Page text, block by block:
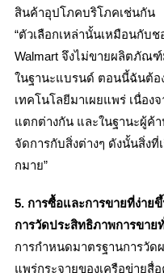
สินค้าอุปโภคบริโภคเช่นกัน
“ตัวเลือกเหล่านั้นเหมือนกับ
Walmart จึงไม่ขายผลิตภัณ
ในฐานะแบรนด์ ตอนนี้ฉันต้อ
เทคโนโลยีมาเผยแพร่ เนื่อ
แตกต่างกัน และในฐานะผู้ค้
จัดการกับสิ่งต่างๆ ดังนั้นสิ่ง
กมาย”
5. การซื้อและการขายที่ง่าย
การวัดประสิทธิภาพการขาย
การกำหนดมาตรฐานการวัด
แพร่กระจายของเครือข่ายสื่